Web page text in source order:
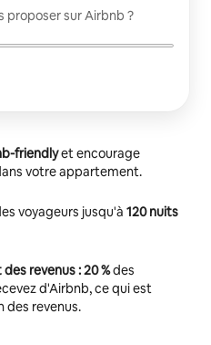
proposer sur Airbnb ?
friendlyet encourage
votre appartement.
voyageurs jusqu'à 120 nuits
des revenus : 20 %des
d'Airbnb, ce qui est
des revenus.